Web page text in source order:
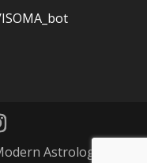
Astrology